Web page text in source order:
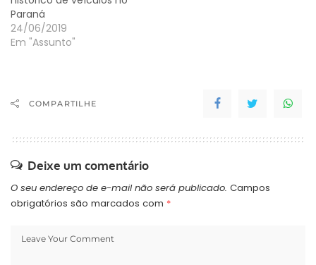
Paraná
24/06/2019
Em "Assunto"
COMPARTILHE
Deixe um comentário
O seu endereço de e-mail não será publicado. Campos
obrigatórios são marcados com *